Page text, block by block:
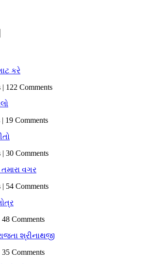
કરે
122 Comments
19 Comments
30 Comments
વગર
54 Comments
Comments
શ્રીનાથજી
Comments